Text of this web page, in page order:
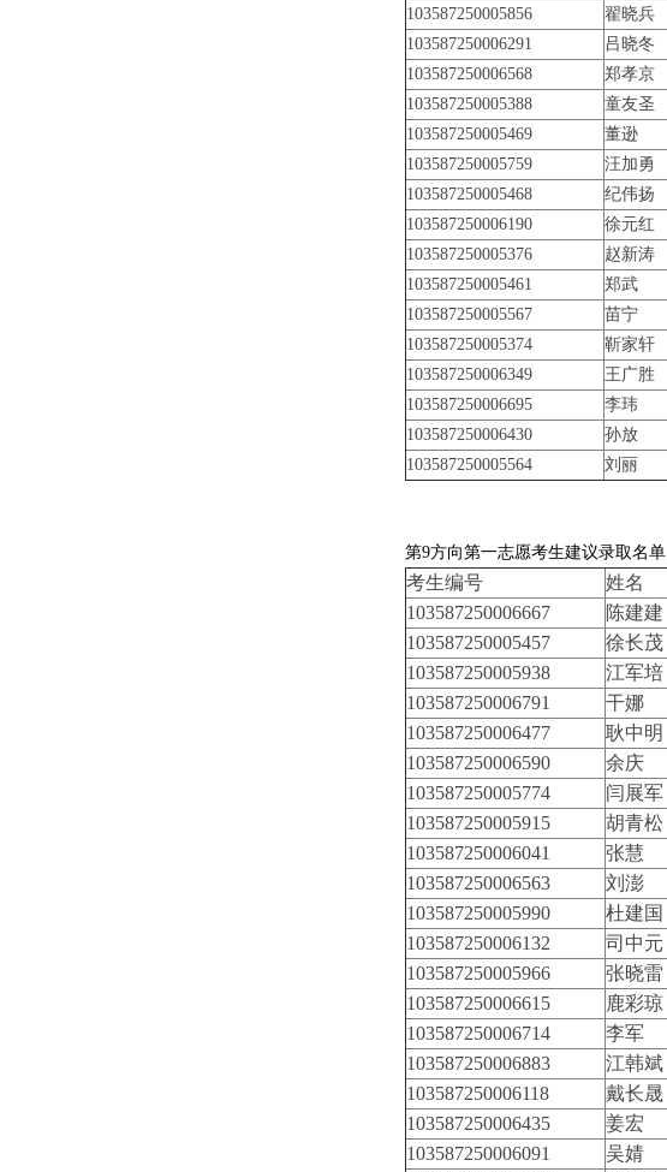
103587250005856
翟晓兵
103587250006291
吕晓冬
103587250006568
郑孝京
103587250005388
童友圣
103587250005469
董逊
103587250005759
汪加勇
103587250005468
纪伟扬
103587250006190
徐元红
103587250005376
赵新涛
103587250005461
郑武
103587250005567
苗宁
103587250005374
靳家轩
103587250006349
王广胜
103587250006695
李玮
103587250006430
孙放
103587250005564
刘丽
第9方向第一志愿考生建议录取名单
考生编号
姓名
103587250006667
陈建建
103587250005457
徐长茂
103587250005938
江军培
103587250006791
干娜
103587250006477
耿中明
103587250006590
余庆
103587250005774
闫展军
103587250005915
胡青松
103587250006041
张慧
103587250006563
刘澎
103587250005990
杜建国
103587250006132
司中元
103587250005966
张晓雷
103587250006615
鹿彩琼
103587250006714
李军
103587250006883
江韩斌
103587250006118
戴长晟
103587250006435
姜宏
103587250006091
吴婧